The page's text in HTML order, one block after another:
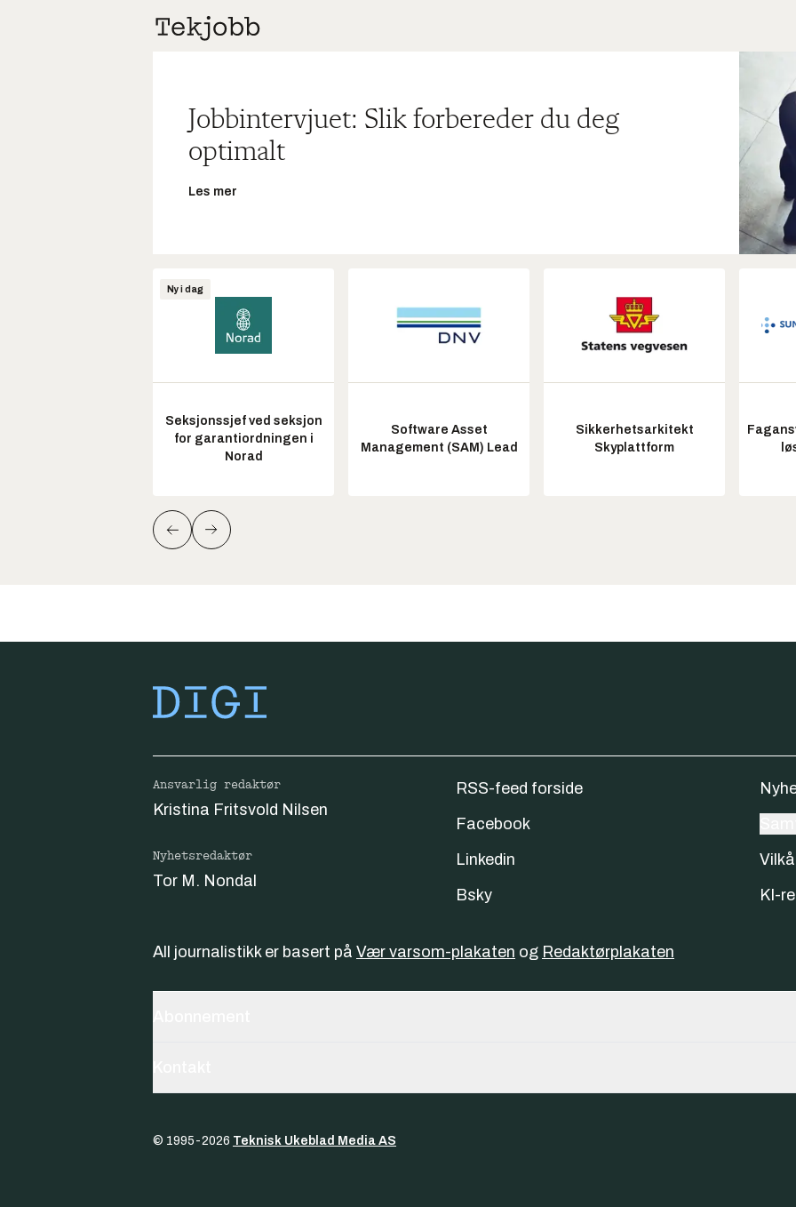
Jobbintervjuet: Slik forbereder du deg
optimalt
Les mer
Ny i dag
Seksjonssjef ved seksjon
for garantiordningen i
Norad
Software Asset
Management (SAM) Lead
Sikkerhetsarkitekt
Skyplattform
Ansvarlig redaktør
Kristina Fritsvold Nilsen
Nyhetsredaktør
Tor M. Nondal
RSS-feed forside
Facebook
Linkedin
Bsky
KI-
All journalistikk er basert på Vær varsom-plakaten og Redaktørplakaten
© 1995-2026 Teknisk Ukeblad Media AS